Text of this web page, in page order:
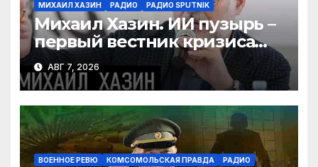
МИХАИЛ ХАЗИН РАДИО РАДИО SPUTNIK
Михаил Хазин. ИИ пузырь –
первый вестник кризиса
или миф?
АВГ 7, 2026
ВОЕННОЕ РЕВЮ КОМСОМОЛЬСКАЯ ПРАВДА РАДИО